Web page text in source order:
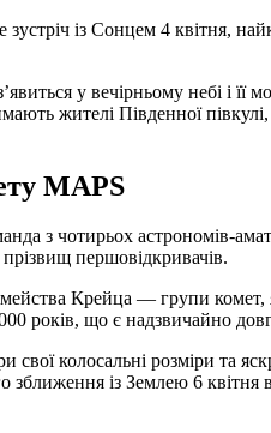
із Сонцем 4 квітня,
у вечірньому небі і
жителі Південної
MAPS
з чотирьох астрономів-
першовідкривачів.
Крейца — групи комет,
років, що є надзвичайно
колосальні розміри та
із Землею 6 квітня